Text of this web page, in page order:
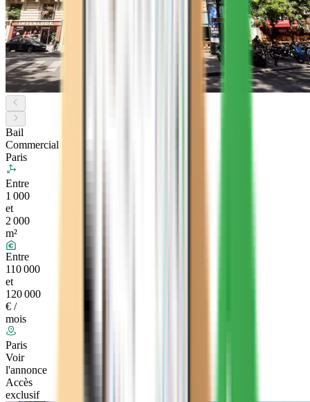
Bail
Commercial
Paris
Entre
1 000
et
2 000
m²
Entre
110 000
et
120 000
€ /
mois
Paris
Voir
l'annonce
Accès
exclusif